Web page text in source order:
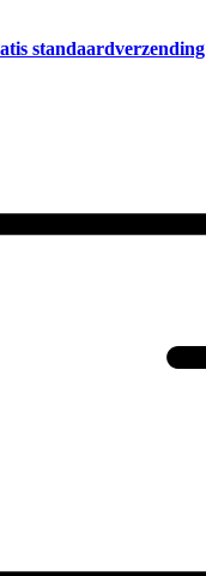
standaardverzending